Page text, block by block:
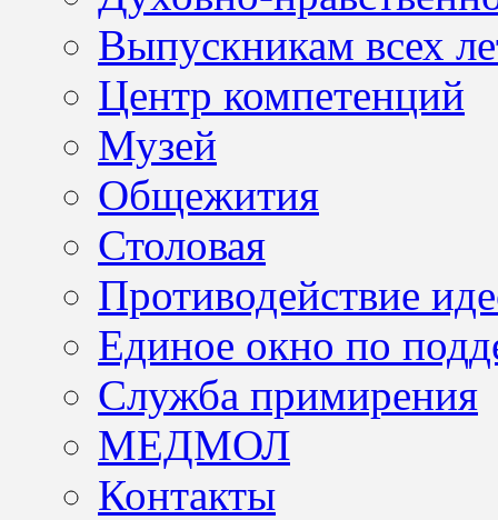
Выпускникам всех
Центр компетенций
Музей
Общежития
Столовая
Противодействие
Единое окно по
Служба примирения
МЕДМОЛ
Контакты